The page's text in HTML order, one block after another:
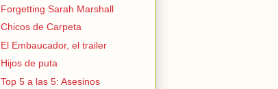
Forgetting Sarah Marshall
Chicos de Carpeta
El Embaucador, el trailer
Hijos de puta
Top 5 a las 5: Asesinos